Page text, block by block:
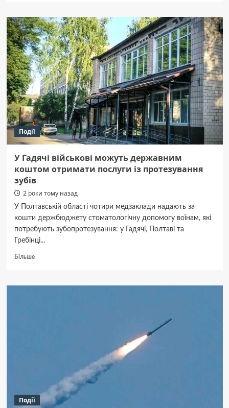
ворожого
дрона
пошкодили
будинок
у
Миргородському
районі
Події
У Гадячі військові можуть державним
коштом отримати послуги із протезування
зубів
2 роки тому назад
У Полтавській області чотири медзаклади надають за
кошти держбюджету стоматологічну допомогу воїнам, які
потребують зубопротезування: у Гадячі, Полтаві та
Гребінці...
БільшеДокладніше
Гадячі
Події